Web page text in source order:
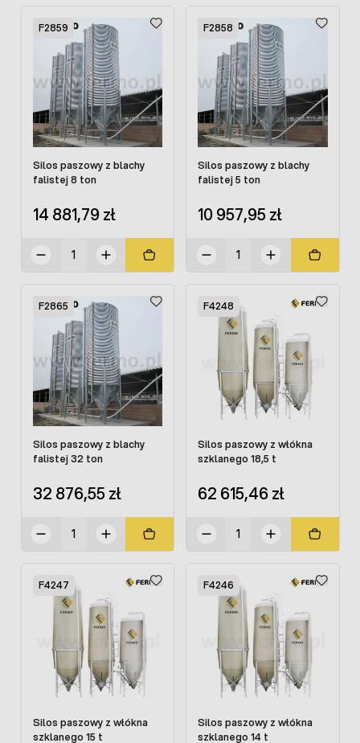
F2859
Silos paszowy z blachy
falistej 8 ton
14 881,79 zł
F2858
Silos paszowy z blachy
falistej 5 ton
10 957,95 zł
F2865
Silos paszowy z blachy
falistej 32 ton
32 876,55 zł
F4248
Silos paszowy z włókna
szklanego 18,5 t
62 615,46 zł
F4247
Silos paszowy z włókna
szklanego 15 t
F4246
Silos paszowy z włókna
szklanego 14 t